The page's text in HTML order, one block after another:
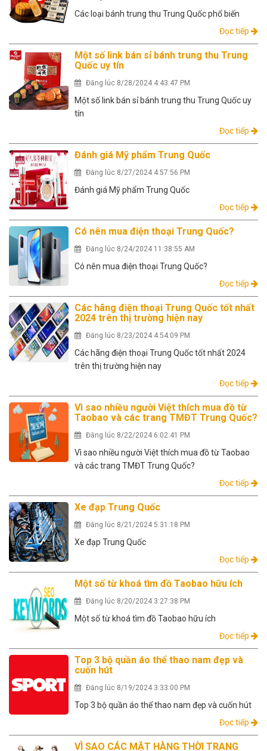
Các loại bánh trung thu Trung Quốc phổ biến
Đọc tiếp
Một số link bán sỉ bánh trung thu Trung
Quốc uy tín
Đăng lúc 8/28/2024 4:43:47 PM
Một số link bán sỉ bánh trung thu Trung Quốc uy
tín
Đọc tiếp
Đánh giá Mỹ phẩm Trung Quốc
Đăng lúc 8/27/2024 4:57:56 PM
Đánh giá Mỹ phẩm Trung Quốc
Đọc tiếp
Có nên mua điện thoại Trung Quốc?
Đăng lúc 8/24/2024 11:38:55 AM
Có nên mua điện thoại Trung Quốc?
Đọc tiếp
Các hãng điện thoại Trung Quốc tốt nhất
2024 trên thị trường hiện nay
Đăng lúc 8/23/2024 4:54:09 PM
Các hãng điện thoại Trung Quốc tốt nhất 2024
trên thị trường hiện nay
Đọc tiếp
Vì sao nhiều người Việt thích mua đồ từ
Taobao và các trang TMĐT Trung Quốc?
Đăng lúc 8/22/2024 6:02:41 PM
Vì sao nhiều người Việt thích mua đồ từ Taobao
và các trang TMĐT Trung Quốc?
Đọc tiếp
Xe đạp Trung Quốc
Đăng lúc 8/21/2024 5:31:18 PM
Xe đạp Trung Quốc
Đọc tiếp
Một số từ khoá tìm đồ Taobao hữu ích
Đăng lúc 8/20/2024 3:27:38 PM
Một số từ khoá tìm đồ Taobao hữu ích
Đọc tiếp
Top 3 bộ quần áo thể thao nam đẹp và
cuốn hút
Đăng lúc 8/19/2024 3:33:00 PM
Top 3 bộ quần áo thể thao nam đẹp và cuốn hút
Đọc tiếp
VÌ SAO CÁC MẶT HÀNG THỜI TRANG